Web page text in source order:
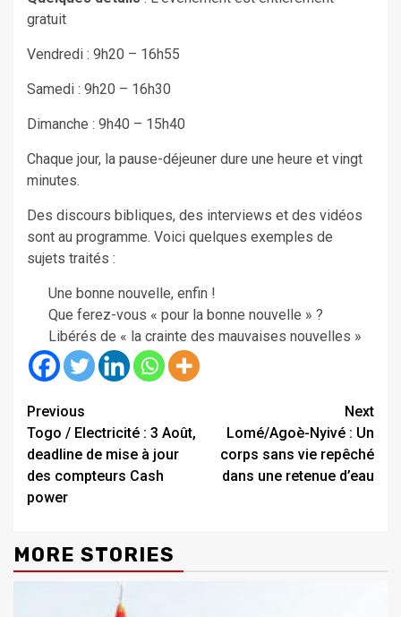
gratuit
Vendredi : 9h20 – 16h55
Samedi : 9h20 – 16h30
Dimanche : 9h40 – 15h40
Chaque jour, la pause-déjeuner dure une heure et vingt
minutes.
Des discours bibliques, des interviews et des vidéos
sont au programme. Voici quelques exemples de
sujets traités :
Une bonne nouvelle, enfin !
Que ferez-vous « pour la bonne nouvelle » ?
Libérés de « la crainte des mauvaises nouvelles »
Continue
Reading
Previous
Togo / Electricité : 3 Août,
deadline de mise à jour
des compteurs Cash
power
Next
Lomé/Agoè-Nyivé : Un
corps sans vie repêché
dans une retenue d’eau
MORE STORIES